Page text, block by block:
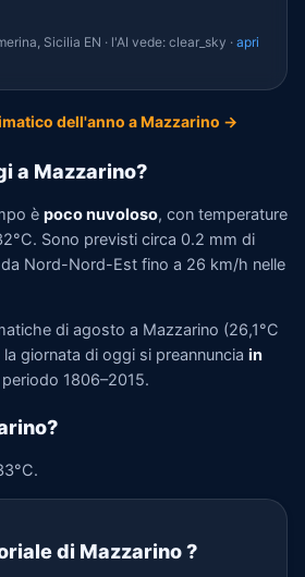
Sicilia EN · l'AI vede: clear_sky · apri
dell'anno a Mazzarino →
a Mazzarino?
è poco nuvoloso, con temperature
Sono previsti circa 0.2 mm di
Nord-Nord-Est fino a 26 km/h nelle
di agosto a Mazzarino (26,1°C
giornata di oggi si preannuncia in
1806–2015.
di Mazzarino?